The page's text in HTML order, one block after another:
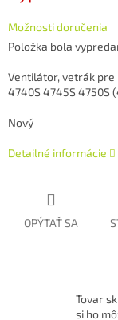
Možnosti doručenia
Položka bola
Ventilátor, vetrák pre
4740S 4745S 4750S
Nový
Detailné informácie
OPÝTAŤ SA
Tovar
si ho